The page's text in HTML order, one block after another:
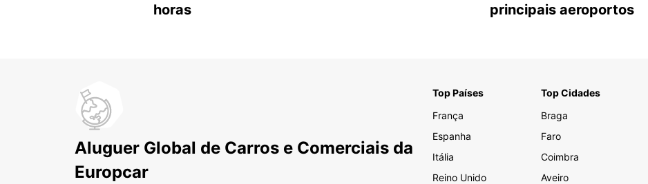
horas
principais aeroportos
Aluguer Global de Carros e Comerciais da
Europcar
Top Países
França
Espanha
Itália
Reino Unido
Top Cidades
Braga
Faro
Coimbra
Aveiro